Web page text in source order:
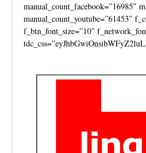
manual_count_facebook=”16985″
manual_count_youtube=”61453″
f_btn_font_size=”10″